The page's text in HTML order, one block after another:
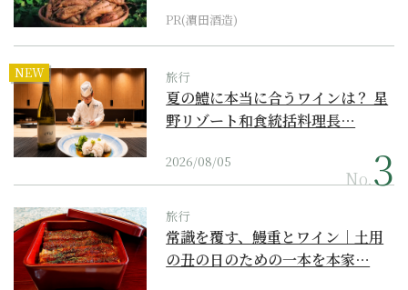
PR(濵田酒造)
NEW 旅行
夏の鱧に本当に合うワインは？ 星
野リゾート和食統括料理長…
2026/08/05
No.
旅行
常識を覆す、鰻重とワイン｜土用
の丑の日のための一本を本家…